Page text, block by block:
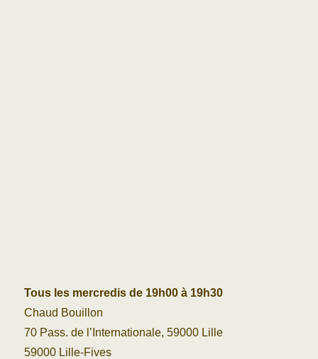
Tous les mercredis de 19h00 à 19h30
Chaud Bouillon
70 Pass. de l’Internationale, 59000 Lille
59000 Lille-Fives